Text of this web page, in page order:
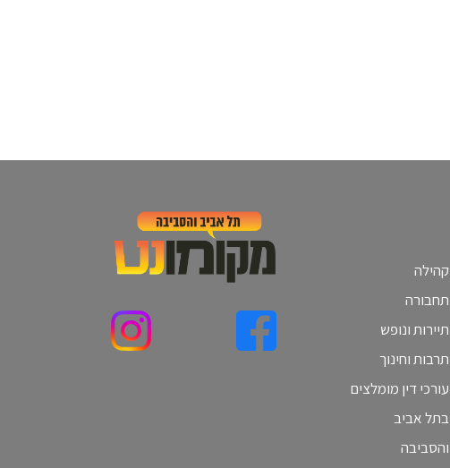
קהילה
תחבורה
תיירות ונופש
תרבות וחינוך
עורכי דין מומלצים
בתל אביב
והסביבה